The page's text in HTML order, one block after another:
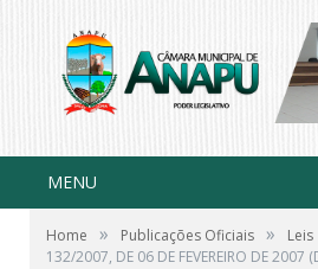
MENU
Home » Publicações Oficiais » Leis
132/2007, DE 06 DE FEVEREIRO DE